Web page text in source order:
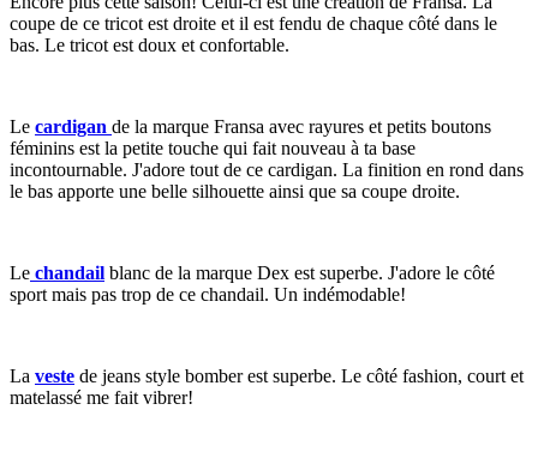
coupe de ce tricot est droite et il est fendu de chaque côté dans le
bas. Le tricot est doux et confortable.
Le cardigan de la marque Fransa avec rayures et petits boutons
féminins est la petite touche qui fait nouveau à ta base
incontournable. J'adore tout de ce cardigan. La finition en rond dans
le bas apporte une belle silhouette ainsi que sa coupe droite.
Le chandail blanc de la marque Dex est superbe. J'adore le côté
sport mais pas trop de ce chandail. Un indémodable!
La veste de jeans style bomber est superbe. Le côté fashion, court et
matelassé me fait vibrer!